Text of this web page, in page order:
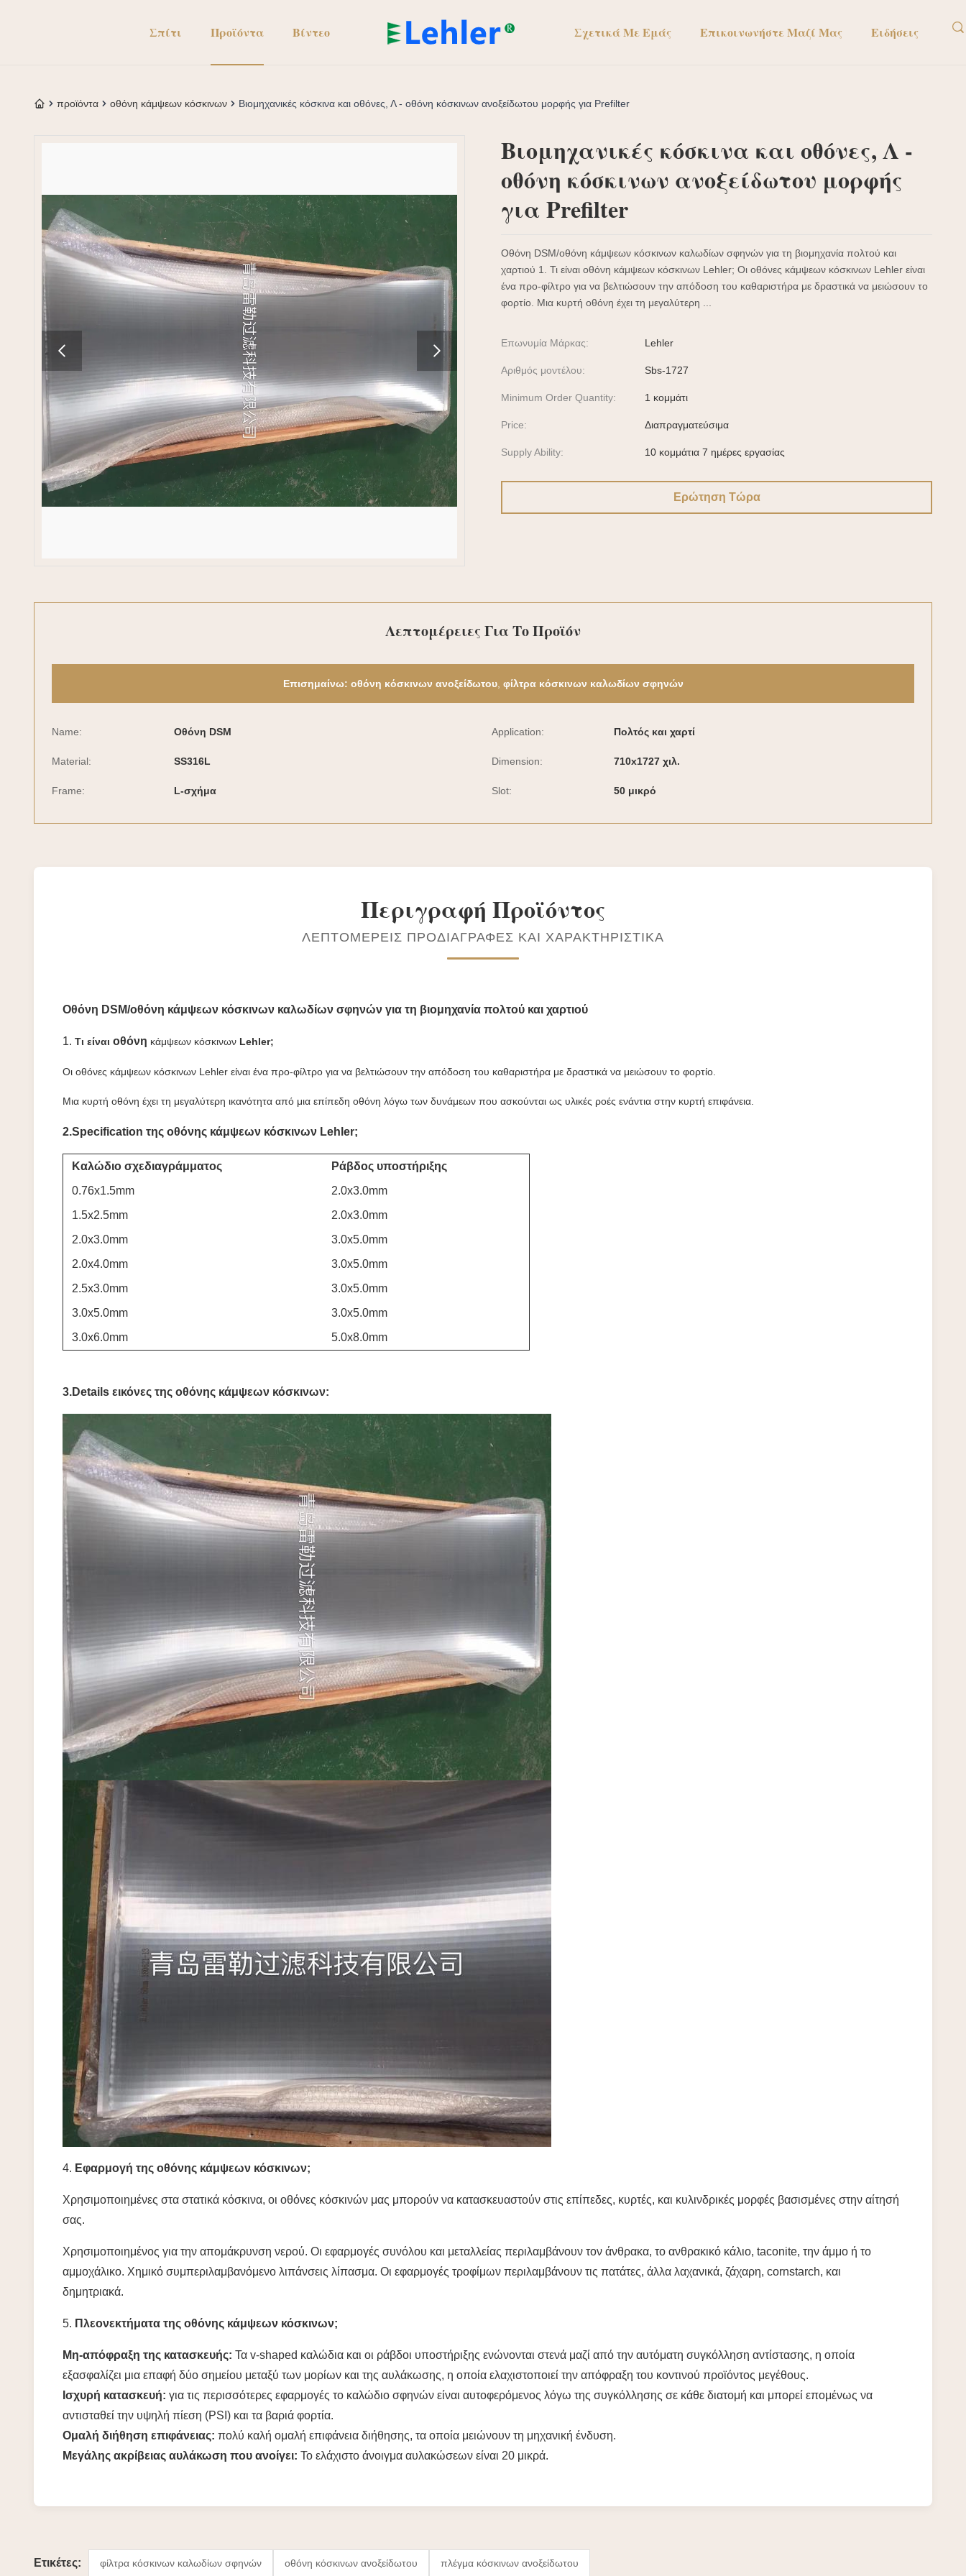
Σπίτι Προϊόντα Βίντεο Σχετικά Με Εμάς Επικοινωνήστε Μαζί Μας Ειδήσεις
προϊόντα οθόνη κάμψεων κόσκινων Βιομηχανικές κόσκινα και οθόνες, Λ - οθόνη κόσκινων ανοξείδωτου μορφής για Prefilter
Βιομηχανικές κόσκινα και οθόνες, Λ -
οθόνη κόσκινων ανοξείδωτου μορφής
για Prefilter
Οθόνη DSM/οθόνη κάμψεων κόσκινων καλωδίων σφηνών για τη βιομηχανία πολτού και
χαρτιού 1. Τι είναι οθόνη κάμψεων κόσκινων Lehler; Οι οθόνες κάμψεων κόσκινων Lehler είναι
ένα προ-φίλτρο για να βελτιώσουν την απόδοση του καθαριστήρα με δραστικά να μειώσουν το
φορτίο. Μια κυρτή οθόνη έχει τη μεγαλύτερη ...
Επωνυμία Μάρκας: Lehler
Αριθμός μοντέλου: Sbs-1727
Minimum Order Quantity: 1 κομμάτι
Price: Διαπραγματεύσιμα
Supply Ability: 10 κομμάτια 7 ημέρες εργασίας
Ερώτηση Τώρα
Λεπτομέρειες Για Το Προϊόν
Επισημαίνω: οθόνη κόσκινων ανοξείδωτου, φίλτρα κόσκινων καλωδίων σφηνών
Name: Οθόνη DSM Application: Πολτός και χαρτί
Material: SS316L Dimension: 710x1727 χιλ.
Frame: L-σχήμα Slot: 50 μικρό
Περιγραφή Προϊόντος
ΛΕΠΤΟΜΕΡΕΊΣ ΠΡΟΔΙΑΓΡΑΦΈΣ ΚΑΙ ΧΑΡΑΚΤΗΡΙΣΤΙΚΆ
Οθόνη DSM/οθόνη κάμψεων κόσκινων καλωδίων σφηνών για τη βιομηχανία πολτού και χαρτιού
1. Τι είναι οθόνη κάμψεων κόσκινων Lehler;
Οι οθόνες κάμψεων κόσκινων Lehler είναι ένα προ-φίλτρο για να βελτιώσουν την απόδοση του καθαριστήρα με δραστικά να μειώσουν το φορτίο.
Μια κυρτή οθόνη έχει τη μεγαλύτερη ικανότητα από μια επίπεδη οθόνη λόγω των δυνάμεων που ασκούνται ως υλικές ροές ενάντια στην κυρτή επιφάνεια.
2.Specification της οθόνης κάμψεων κόσκινων Lehler;
Καλώδιο σχεδιαγράμματος
Ράβδος υποστήριξης
0.76x1.5mm
2.0x3.0mm
1.5x2.5mm
2.0x3.0mm
2.0x3.0mm
3.0x5.0mm
2.0x4.0mm
3.0x5.0mm
2.5x3.0mm
3.0x5.0mm
3.0x5.0mm
3.0x5.0mm
3.0x6.0mm
5.0x8.0mm
3.Details εικόνες της οθόνης κάμψεων κόσκινων:
4. Εφαρμογή της οθόνης κάμψεων κόσκινων;
Χρησιμοποιημένες στα στατικά κόσκινα, οι οθόνες κόσκινών μας μπορούν να κατασκευαστούν στις επίπεδες, κυρτές, και κυλινδρικές μορφές βασισμένες στην αίτησή
σας.
Χρησιμοποιημένος για την απομάκρυνση νερού. Οι εφαρμογές συνόλου και μεταλλείας περιλαμβάνουν τον άνθρακα, το ανθρακικό κάλιο, taconite, την άμμο ή το
αμμοχάλικο. Χημικό συμπεριλαμβανόμενο λιπάνσεις λίπασμα. Οι εφαρμογές τροφίμων περιλαμβάνουν τις πατάτες, άλλα λαχανικά, ζάχαρη, cornstarch, και
δημητριακά.
5. Πλεονεκτήματα της οθόνης κάμψεων κόσκινων;
Μη-απόφραξη της κατασκευής: Τα v-shaped καλώδια και οι ράβδοι υποστήριξης ενώνονται στενά μαζί από την αυτόματη συγκόλληση αντίστασης, η οποία
εξασφαλίζει μια επαφή δύο σημείου μεταξύ των μορίων και της αυλάκωσης, η οποία ελαχιστοποιεί την απόφραξη του κοντινού προϊόντος μεγέθους.
Ισχυρή κατασκευή: για τις περισσότερες εφαρμογές το καλώδιο σφηνών είναι αυτοφερόμενος λόγω της συγκόλλησης σε κάθε διατομή και μπορεί επομένως να
αντισταθεί την υψηλή πίεση (PSI) και τα βαριά φορτία.
Ομαλή διήθηση επιφάνειας: πολύ καλή ομαλή επιφάνεια διήθησης, τα οποία μειώνουν τη μηχανική ένδυση.
Μεγάλης ακρίβειας αυλάκωση που ανοίγει: Το ελάχιστο άνοιγμα αυλακώσεων είναι 20 μικρά.
Ετικέτες: φίλτρα κόσκινων καλωδίων σφηνών οθόνη κόσκινων ανοξείδωτου πλέγμα κόσκινων ανοξείδωτου